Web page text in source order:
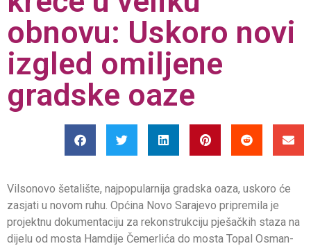
obnovu: Uskoro novi
izgled omiljene
gradske oaze
Vilsonovo šetalište, najpopularnija gradska oaza, uskoro će
zasjati u novom ruhu. Općina Novo Sarajevo pripremila je
projektnu dokumentaciju za rekonstrukciju pješačkih staza na
dijelu od mosta Hamdije Čemerlića do mosta Topal Osman-